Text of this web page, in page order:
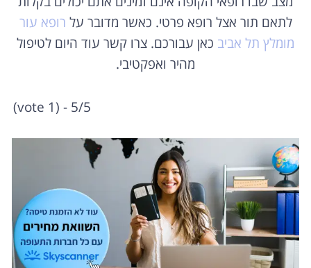
לתאם תור אצל רופא פרטי. כאשר מדובר על רופא עור
מומלץ תל אביב כאן עבורכם. צרו קשר עוד היום לטיפול
מהיר ואפקטיבי.
5/5 - (1 vote)